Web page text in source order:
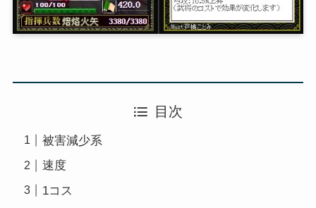
目次
被害減少系
速度
1コス